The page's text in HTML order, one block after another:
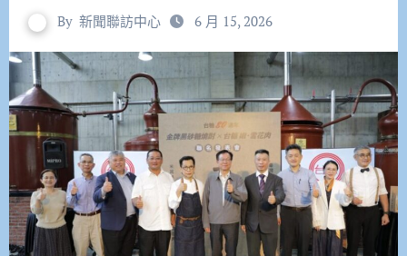
By 新聞聯訪中心 6 月 15, 2026